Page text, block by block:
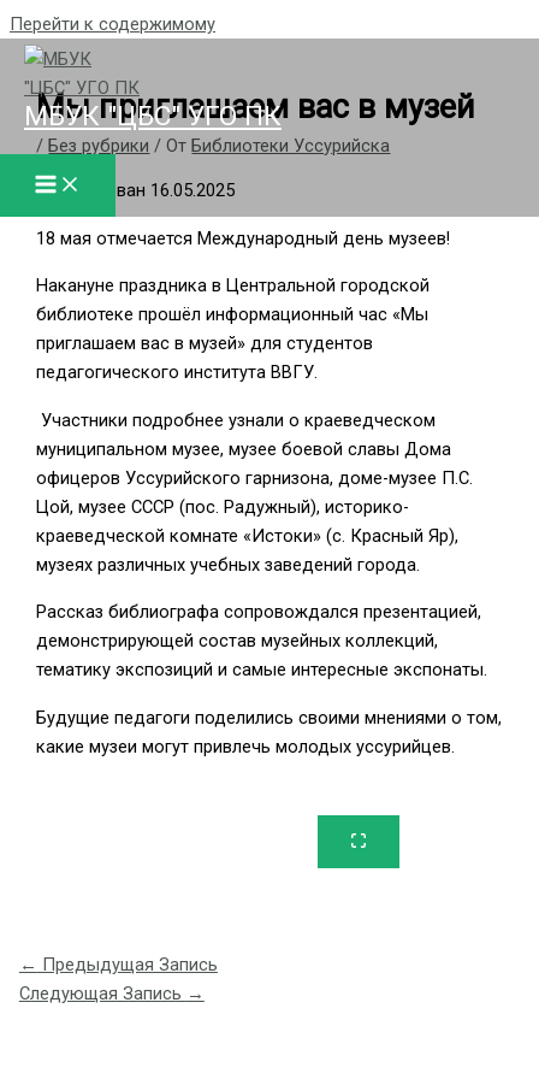
Перейти к содержимому
МБУК "ЦБС" УГО ПК
Мы приглашаем вас в музей
/Без рубрики / ОтБиблиотеки Уссурийска
Опубликован 16.05.2025
18 мая отмечается Международный день музеев!
Накануне праздника в Центральной городской
библиотеке прошёл информационный час «Мы
приглашаем вас в музей» для студентов
педагогического института ВВГУ.
Участники подробнее узнали о краеведческом
муниципальном музее, музее боевой славы Дома
офицеров Уссурийского гарнизона, доме-музее П.С.
Цой, музее СССР (пос. Радужный), историко-
краеведческой комнате «Истоки» (с. Красный Яр),
музеях различных учебных заведений города.
Рассказ библиографа сопровождался презентацией,
демонстрирующей состав музейных коллекций,
тематику экспозиций и самые интересные экспонаты.
Будущие педагоги поделились своими мнениями о том,
какие музеи могут привлечь молодых уссурийцев.
← Предыдущая Запись
Следующая Запись →